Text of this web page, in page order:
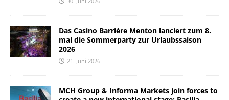
Das Casino Barrière Menton lanciert zum 8.
mal die Sommerparty zur Urlaubssaison
2026
21. Juni 2026
MCH Group & Informa Markets join forces to